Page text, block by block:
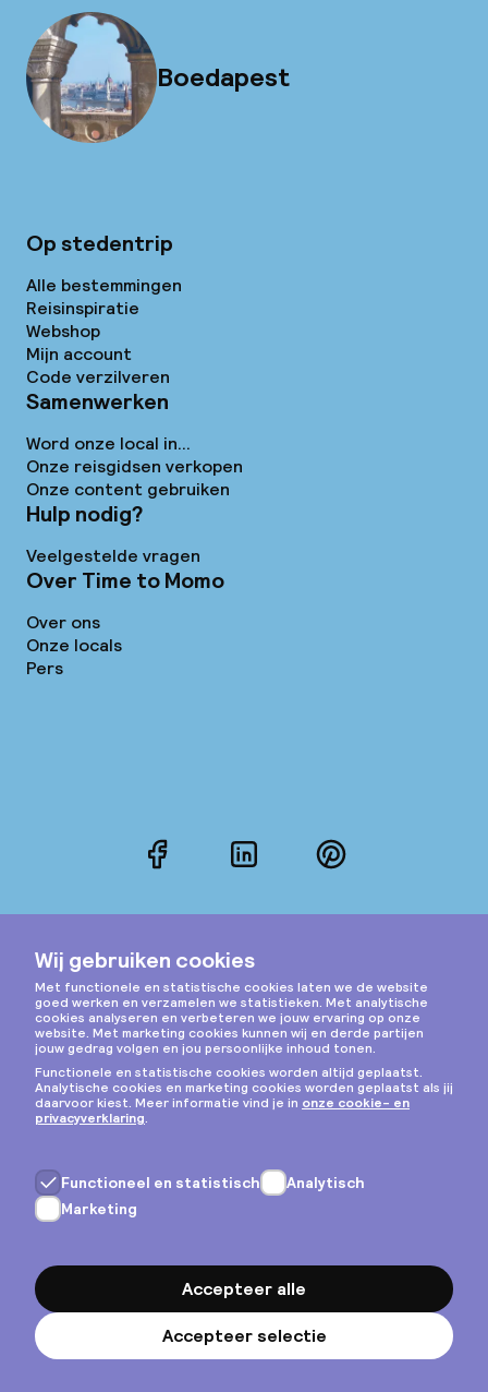
Boedapest
Op stedentrip
Alle bestemmingen
Reisinspiratie
Webshop
Mijn account
Code verzilveren
Samenwerken
Word onze local in...
Onze reisgidsen verkopen
Onze content gebruiken
Hulp nodig?
Veelgestelde vragen
Over Time to Momo
Over ons
Onze locals
Pers
FacebookLinkedInPinterest
Instagram
Privacy & cookies
Algemene voorwaarden